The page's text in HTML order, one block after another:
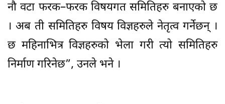
नौ वटा फरक–फरक विषयगत समितिहरु बनाएको छ
। अब ती समितिहरु विषय विज्ञहरुले नेतृत्व गर्नेछन् ।
छ महिनाभित्र विज्ञहरुको भेला गरी त्यो समितिहरु
निर्माण गरिनेछ”, उनले भने ।